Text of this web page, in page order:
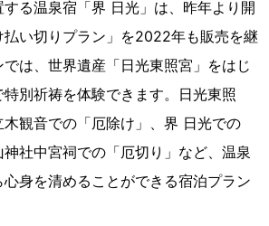
る温泉宿「界 日光」は、昨年より開
い切りプラン」を2022年も販売を継
は、世界遺産「日光東照宮」をはじ
別祈祷を体験できます。日光東照
観音での「厄除け」、界 日光での
神社中宮祠での「厄切り」など、温泉
身を清めることができる宿泊プラン